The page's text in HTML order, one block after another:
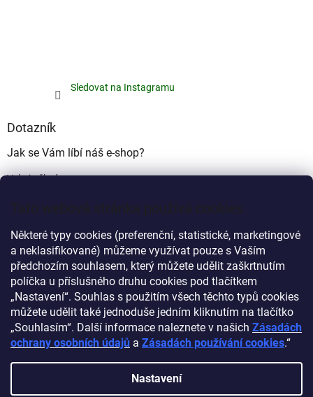
Tato webová stránka používá cookies
Některé typy cookies (preferenční, statistické, marketingové
a neklasifikované) můžeme využívat pouze s Vaším
předchozím souhlasem, který můžete udělit zaškrtnutím
políčka u příslušného druhu cookies pod tlačítkem
„Nastavení“. Souhlas s použitím všech těchto typů cookies
můžete udělit také jednoduše jedním kliknutím na tlačítko
„Souhlasím“. Další informace naleznete v našich Zásadách
ochrany osobních údajů a Zásadách používání cookies.“
Nastavení
Sledovat na Instagramu
Dotazník
Jak se Vám líbí náš e-shop?
Velmi pěkný
Ujde to
Nelíbí se mi
Počet hlasů:340
Myprovas.cz Obchodnawebu.cz
Vytvořil Shoptet